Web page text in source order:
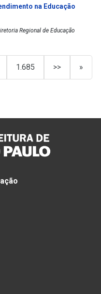
na Educação
Regional de Educação
1.685 >> »